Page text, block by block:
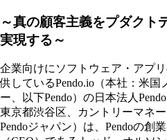
～真の顧客主義をプダクト
実現する～
企業向けにソフトウェア・アプ
供しているPendo.io（本社：米国
ー、以下Pendo）の日本法人
東京都渋谷区、カントリーマネ
Pendoジャパン）は、Pendoの創